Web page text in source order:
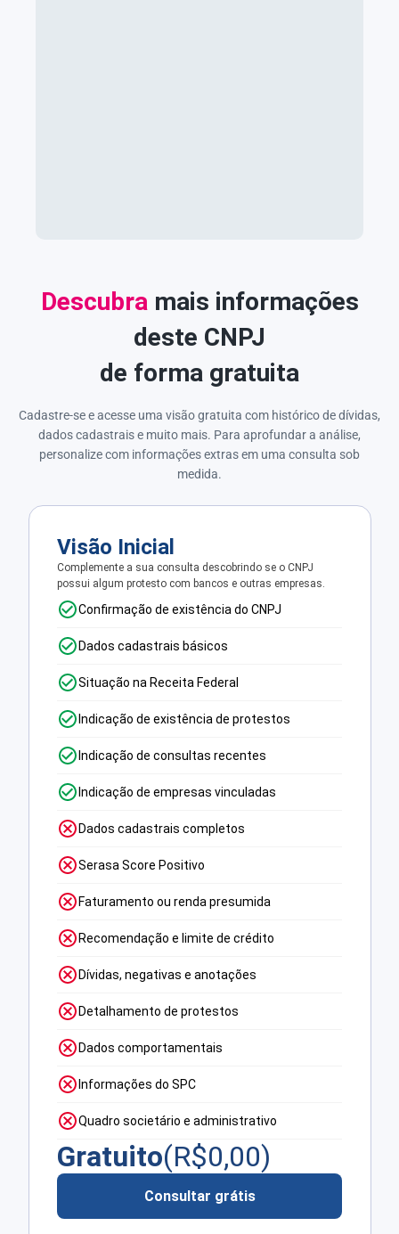
Descubramais informações
deste CNPJ
de forma gratuita
Cadastre-se e acesse uma visão gratuita com histórico de dívidas,
dados cadastrais e muito mais. Para aprofundar a análise,
personalize com informações extras em uma consulta sob
medida.
Visão Inicial
Complemente a sua consulta descobrindo se o CNPJ
possui algum protesto com bancos e outras empresas.
Confirmação de existência do CNPJ
Dados cadastrais básicos
Situação na Receita Federal
Indicação de existência de protestos
Indicação de consultas recentes
Indicação de empresas vinculadas
Dados cadastrais completos
Serasa Score Positivo
Faturamento ou renda presumida
Recomendação e limite de crédito
Dívidas, negativas e anotações
Detalhamento de protestos
Dados comportamentais
Informações do SPC
Quadro societário e administrativo
Gratuito(R$0,00)
Consultar grátis